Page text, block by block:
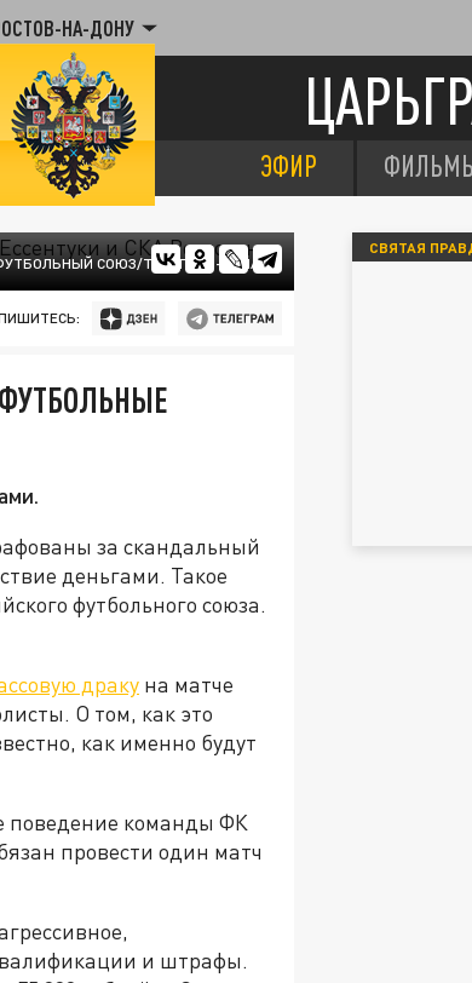
НА-ДОНУ
ЭФИР
СОЮЗ/ТЕЛЕГРАМ-КАНАЛ
за скандальный
деньгами. Такое
футбольного союза.
драку на матче
О том, как это
как именно будут
поведение команды ФК
провести один матч
и штрафы.
СВЯТАЯ